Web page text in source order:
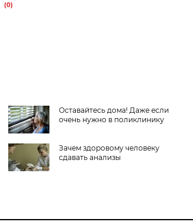
(0)
Оставайтесь дома! Даже если
очень нужно в поликлинику
Зачем здоровому человеку
сдавать анализы